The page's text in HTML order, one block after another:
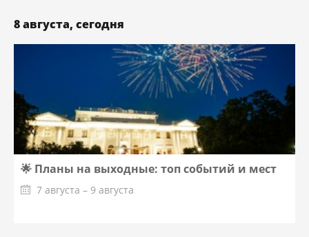
8 августа, сегодня
🌟 Планы на выходные: топ событий и мест
7 августа – 9 августа